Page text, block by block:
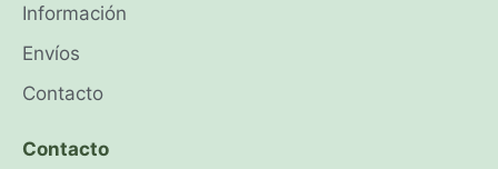
Información
Envíos
Contacto
Contacto